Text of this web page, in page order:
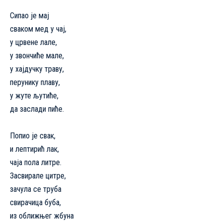
Сипао је мај
сваком мед у чај,
у црвене лале,
у звончиће мале,
у хајдучку траву,
перунику плаву,
у жуте љутиће,
да заслади пиће.
Попио је свак,
и лептирић лак,
чаја пола литре.
Засвирале цитре,
зачула се труба
свирачица буба,
из оближњег жбуна